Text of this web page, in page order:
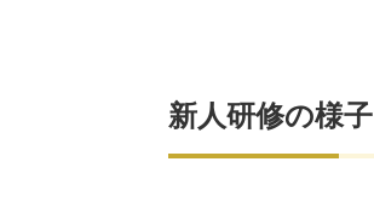
新人研修の様子